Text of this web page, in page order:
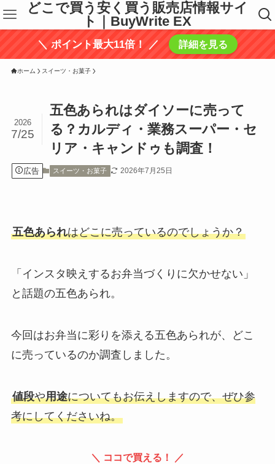
どこで買う安く買う販売店情報サイ
ト｜BuyWrite EX
＼ ポイント最大11倍！ ／ 詳細を見る
ホーム スイーツ・お菓子
五色あられはダイソーに売って
る？カルディ・業務スーパー・セ
リア・キャンドゥも調査！
2026
7/25
広告 スイーツ・お菓子 2026年7月25日
五色あられはどこに売っているのでしょうか？
「インスタ映えするお弁当づくりに欠かせない」
と話題の五色あられ。
今回はお弁当に彩りを添える五色あられが、どこ
に売っているのか調査しました。
値段や用途についてもお伝えしますので、ぜひ参
考にしてくださいね。
＼ ココで買える！ ／